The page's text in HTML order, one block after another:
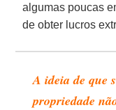
algumas poucas
de obter lucros
A ideia de que
propriedade